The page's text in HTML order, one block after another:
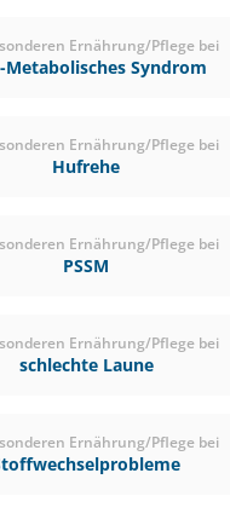
Ernährung/Pflege bei
Metabolisches Syndrom
Ernährung/Pflege bei
Hufrehe
Ernährung/Pflege bei
PSSM
Ernährung/Pflege bei
schlechte Laune
Ernährung/Pflege bei